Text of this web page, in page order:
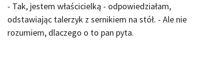
- Tak, jestem właścicielką - odpowiedziałam,
odstawiając talerzyk z sernikiem na stół. - Ale nie
rozumiem, dlaczego o to pan pyta.